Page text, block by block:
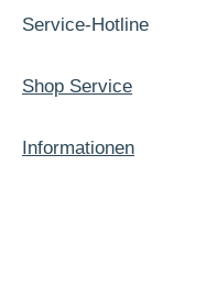
Service-Hotline
Shop Service
Informationen